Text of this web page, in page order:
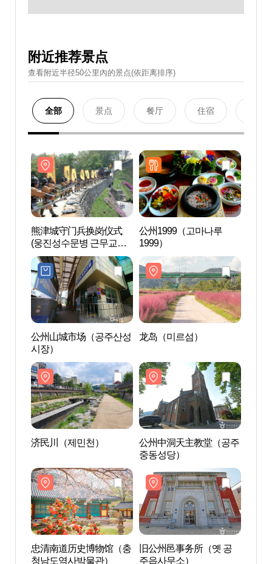
附近推荐景点
查看附近半径50公里內的景点(依距离排序)
全部 景点 餐厅 住宿
熊津城守门兵换岗仪式
(웅진성수문병 근무교대
식)
公州1999（고마나루
1999）
公州山城市场（공주산성
시장）
龙岛（미르섬）
济民川（제민천）
公州中洞天主教堂（공주
중동성당）
忠清南道历史博物馆（충
청남도역사박물관）
旧公州邑事务所（옛 공
주읍사무소）